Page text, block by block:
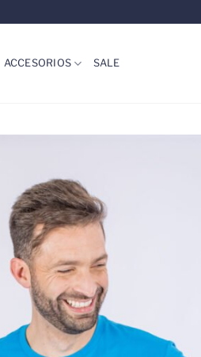
ACCESORIOS SALE